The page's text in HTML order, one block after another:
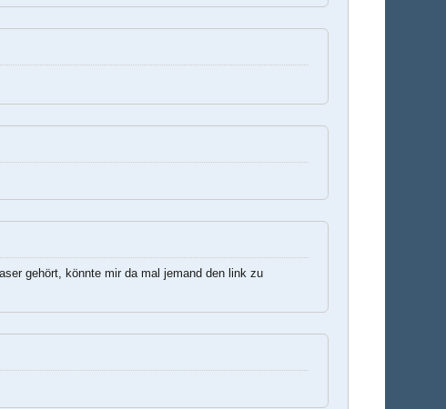
gehört, könnte mir da mal jemand den link zu